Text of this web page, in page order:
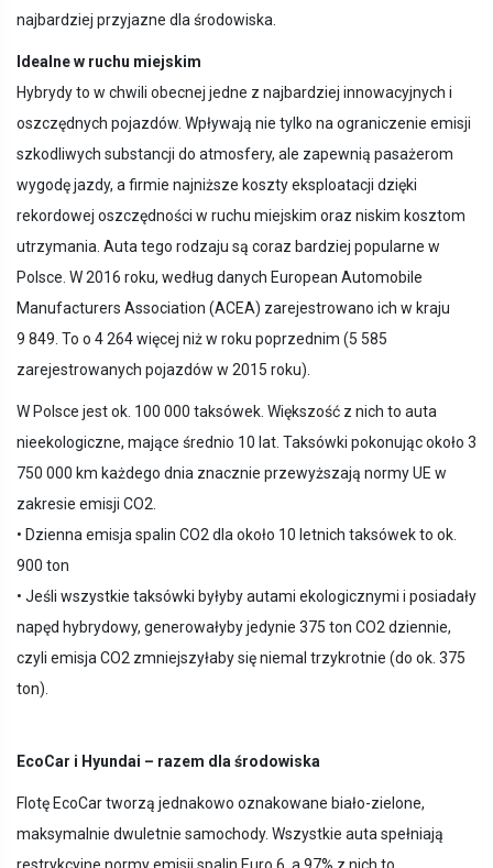
najbardziej przyjazne dla środowiska.
Idealne w ruchu miejskim
Hybrydy to w chwili obecnej jedne z najbardziej innowacyjnych i
oszczędnych pojazdów. Wpływają nie tylko na ograniczenie emisji
szkodliwych substancji do atmosfery, ale zapewnią pasażerom
wygodę jazdy, a firmie najniższe koszty eksploatacji dzięki
rekordowej oszczędności w ruchu miejskim oraz niskim kosztom
utrzymania. Auta tego rodzaju są coraz bardziej popularne w
Polsce. W 2016 roku, według danych European Automobile
Manufacturers Association (ACEA) zarejestrowano ich w kraju
9 849. To o 4 264 więcej niż w roku poprzednim (5 585
zarejestrowanych pojazdów w 2015 roku).
W Polsce jest ok. 100 000 taksówek. Większość z nich to auta
nieekologiczne, mające średnio 10 lat. Taksówki pokonując około 3
750 000 km każdego dnia znacznie przewyższają normy UE w
zakresie emisji CO2.
• Dzienna emisja spalin CO2 dla około 10 letnich taksówek to ok.
900 ton
• Jeśli wszystkie taksówki byłyby autami ekologicznymi i posiadały
napęd hybrydowy, generowałyby jedynie 375 ton CO2 dziennie,
czyli emisja CO2 zmniejszyłaby się niemal trzykrotnie (do ok. 375
ton).
EcoCar i Hyundai – razem dla środowiska
Flotę EcoCar tworzą jednakowo oznakowane biało-zielone,
maksymalnie dwuletnie samochody. Wszystkie auta spełniają